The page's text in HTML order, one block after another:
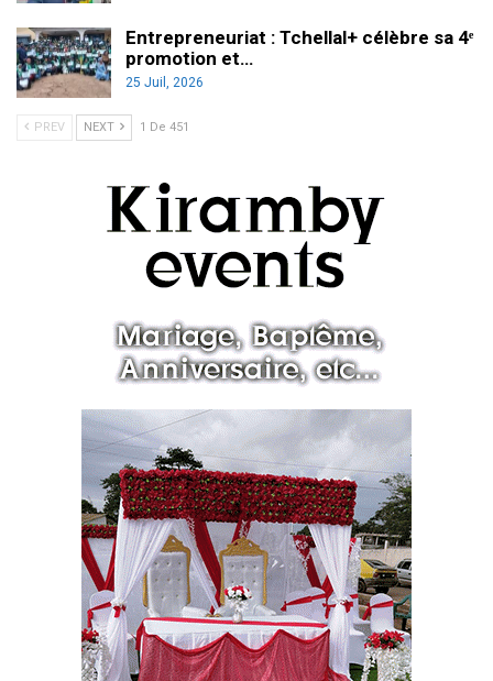
Entrepreneuriat : Tchellal+ célèbre sa 4ᵉ
promotion et…
25 Juil, 2026
PREV NEXT 1 De 451